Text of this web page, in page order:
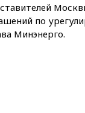
вчера,
пятницу
вчера,
по
Минэнерго.